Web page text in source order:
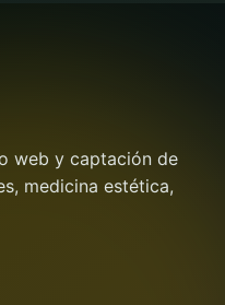
web y captación de
medicina estética,